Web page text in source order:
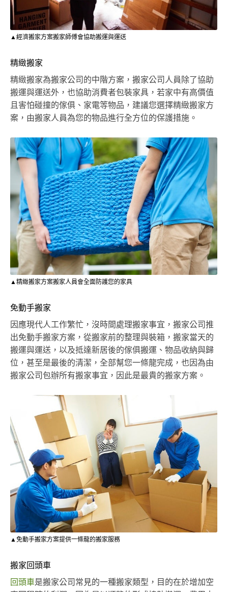
▲經濟搬家方案搬家師傅會協助搬運與運送
精緻搬家
精緻搬家為搬家公司的中階方案，搬家公司人員除了協助
搬運與運送外，也協助消費者包裝家具，若家中有高價值
且害怕碰撞的傢俱、家電等物品，建議您選擇精緻搬家方
案，由搬家人員為您的物品進行全方位的保護措施。
▲精緻搬家方案搬家人員會全面防護您的家具
免動手搬家
因應現代人工作繁忙，沒時間處理搬家事宜，搬家公司推
出免動手搬家方案，從搬家前的整理與裝箱，搬家當天的
搬運與運送，以及抵達新居後的傢俱搬運、物品收納與歸
位，甚至是最後的清潔，全部幫您一條龍完成，也因為由
搬家公司包辦所有搬家事宜，因此是最貴的搬家方案。
▲免動手搬家方案提供一條龍的搬家服務
搬家回頭車
回頭車是搬家公司常見的一種搬家類型，目的在於增加空